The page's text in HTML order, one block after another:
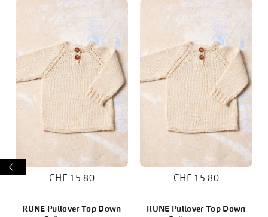

CHF 15.80 CHF 15.80
RUNE Pullover Top Down RUNE Pullover Top Down